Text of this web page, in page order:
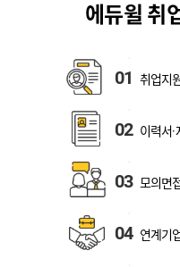
에듀윌 취
01 취업지
02 이력서·
03 모의면
04 연계기